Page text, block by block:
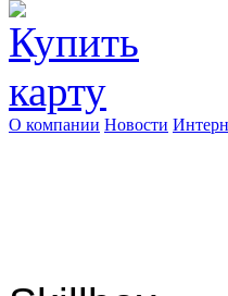
О компании Новости